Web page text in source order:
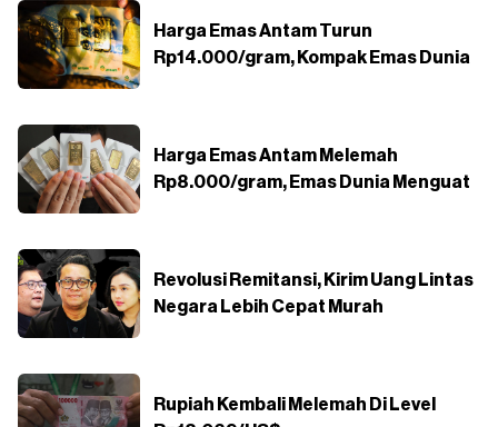
Harga Emas Antam Turun
Rp14.000/gram, Kompak Emas Dunia
Harga Emas Antam Melemah
Rp8.000/gram, Emas Dunia Menguat
Revolusi Remitansi, Kirim Uang Lintas
Negara Lebih Cepat Murah
Rupiah Kembali Melemah Di Level